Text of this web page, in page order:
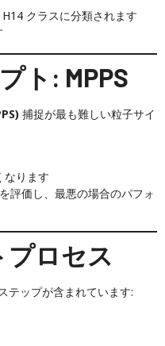
クラスに分類されます
ト: MPPS
捕捉が最も難しい粒子サイ
なります
評価し、最悪の場合のパフォ
プロセス
テップが含まれています: